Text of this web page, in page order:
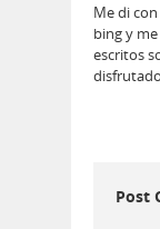
Me di
bing y
escritos
Post